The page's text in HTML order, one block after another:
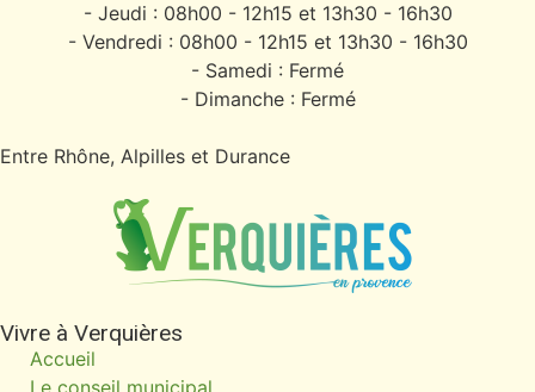
- Jeudi : 08h00 - 12h15 et 13h30 - 16h30
- Vendredi : 08h00 - 12h15 et 13h30 - 16h30
- Samedi : Fermé
- Dimanche : Fermé
Entre Rhône, Alpilles et Durance
Vivre à Verquières
Accueil
Le conseil municipal